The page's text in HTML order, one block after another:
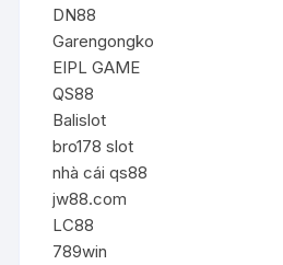
DN88
Garengongko
EIPL GAME
QS88
Balislot
bro178 slot
nhà cái qs88
jw88.com
LC88
789win